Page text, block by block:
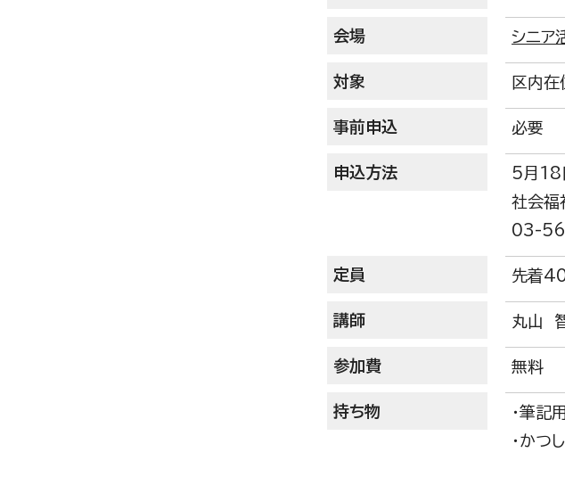
会場 シニア
対象 区内在
事前申込 必要
申込方法
5月18
社会福
03-
定員 先着
講師 丸山
参加費 無料
持ち物
・筆記
・かつ